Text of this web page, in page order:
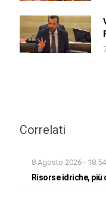
Correlati
8 Agosto 2026 - 18:54
Risorse idriche,